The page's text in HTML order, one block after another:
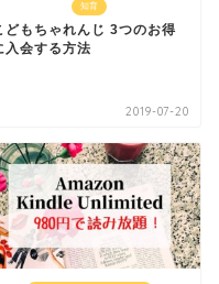
知育
どもちゃれんじ 3つのお得
入会する方法
2019-07-20